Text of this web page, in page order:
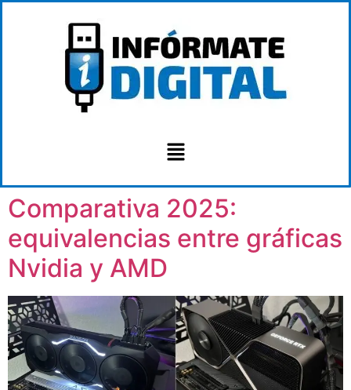
Comparativa 2025:
equivalencias entre gráficas
Nvidia y AMD